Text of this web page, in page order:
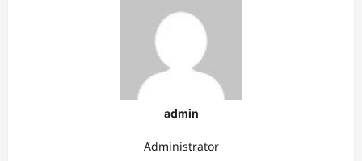
admin
Administrator